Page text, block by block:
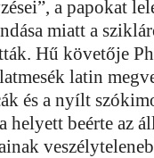
a papokat
miatt a
Hű követője
latin
és a nyílt
helyett beérte az